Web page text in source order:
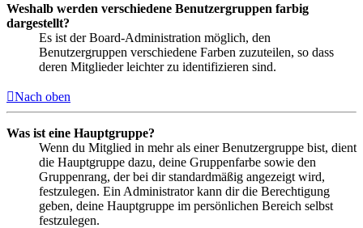
Weshalb werden verschiedene Benutzergruppen farbig
dargestellt?
Es ist der Board-Administration möglich, den
Benutzergruppen verschiedene Farben zuzuteilen, so dass
deren Mitglieder leichter zu identifizieren sind.
Nach oben
Was ist eine Hauptgruppe?
Wenn du Mitglied in mehr als einer Benutzergruppe bist, dient
die Hauptgruppe dazu, deine Gruppenfarbe sowie den
Gruppenrang, der bei dir standardmäßig angezeigt wird,
festzulegen. Ein Administrator kann dir die Berechtigung
geben, deine Hauptgruppe im persönlichen Bereich selbst
festzulegen.